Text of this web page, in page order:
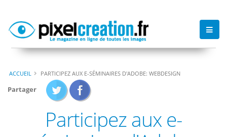
ACCUEIL PARTICIPEZ AUX E-SÉMINAIRES D'ADOBE: WEBDESIGN
Partager
Participez aux e-